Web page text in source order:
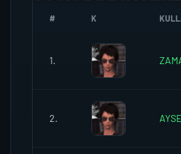
# K
1.
2.